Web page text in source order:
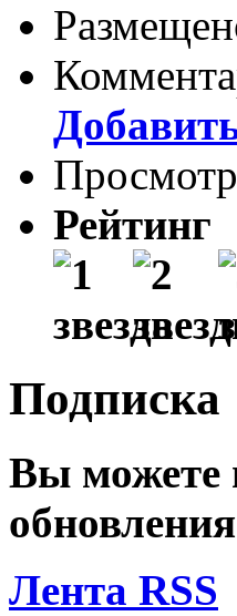
Рейтинг
Подписка
Вы можете
Лента RSS